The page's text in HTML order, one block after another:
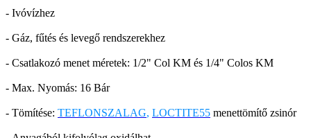
- Ivóvízhez
- Gáz, fűtés és levegő rendszerekhez
- Csatlakozó menet méretek: 1/2" Col KM és 1/4" Colos KM
- Max. Nyomás: 16 Bár
- Tömítése: TEFLONSZALAG, LOCTITE55 menettömítő zsinór